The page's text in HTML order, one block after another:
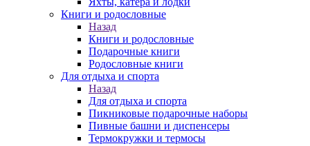
Книги и родословные
Назад
Книги и родословные
Подарочные книги
Родословные книги
Для отдыха и спорта
Назад
Для отдыха и спорта
Пикниковые подарочные наборы
Пивные башни и диспенсеры
Термокружки и термосы